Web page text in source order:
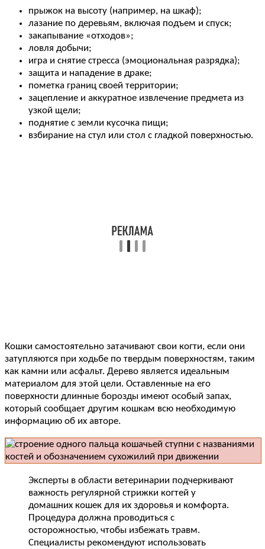
прыжок на высоту (например, на шкаф);
лазание по деревьям, включая подъем и спуск;
закапывание «отходов»;
ловля добычи;
игра и снятие стресса (эмоциональная разрядка);
защита и нападение в драке;
пометка границ своей территории;
зацепление и аккуратное извлечение предмета из
узкой щели;
поднятие с земли кусочка пищи;
взбирание на стул или стол с гладкой поверхностью.
Кошки самостоятельно затачивают свои когти, если они
затупляются при ходьбе по твердым поверхностям, таким
как камни или асфальт. Дерево является идеальным
материалом для этой цели. Оставленные на его
поверхности длинные борозды имеют особый запах,
который сообщает другим кошкам всю необходимую
информацию об их авторе.
Эксперты в области ветеринарии подчеркивают
важность регулярной стрижки когтей у
домашних кошек для их здоровья и комфорта.
Процедура должна проводиться с
осторожностью, чтобы избежать травм.
Специалисты рекомендуют использовать